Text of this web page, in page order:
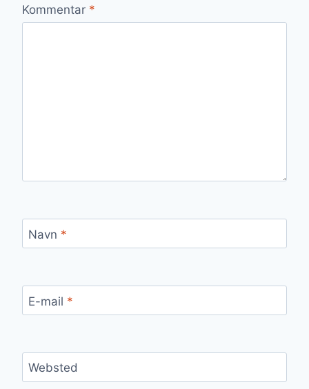
Kommentar *
Navn *
E-mail *
Websted